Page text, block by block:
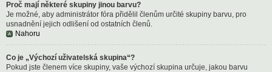
Proč mají některé skupiny jinou barvu?
Je možné, aby administrátor fóra přidělil členům určité skupiny barvu, pro
usnadnění jejich odlišení od ostatních členů.
Nahoru
Co je „Výchozí uživatelská skupina“?
Pokud jste členem více skupiny, vaše výchozí skupina určuje, jakou barvu